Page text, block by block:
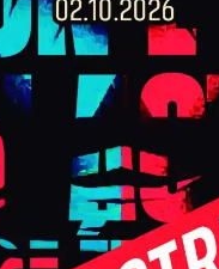
É UN ACTO
(2º SEMANA)
ÁRTIKA CÍA.